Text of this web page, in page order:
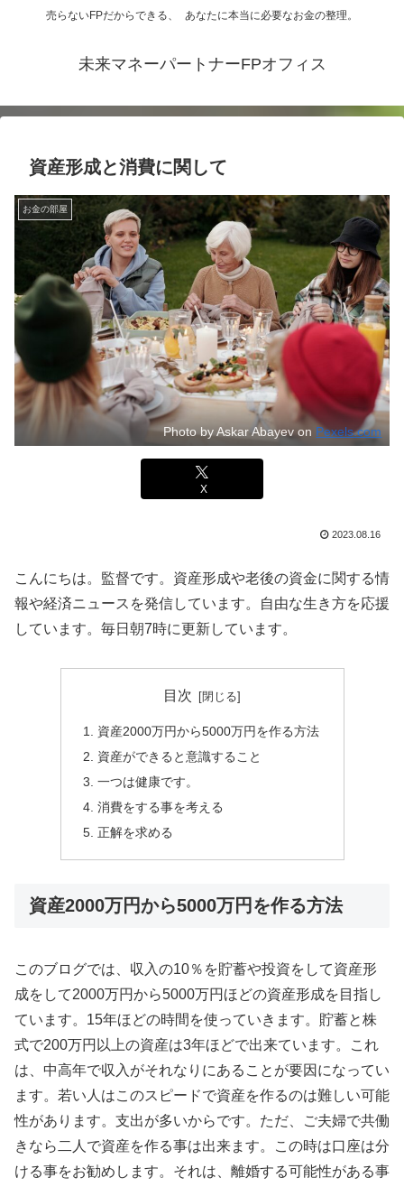
売らないFPだからできる、 あなたに本当に必要なお金の整理。
未来マネーパートナーFPオフィス
資産形成と消費に関して
お金の部屋
Photo by Askar Abayev on Pexels.com
X
2023.08.16
こんにちは。監督です。資産形成や老後の資金に関する情
報や経済ニュースを発信しています。自由な生き方を応援
しています。毎日朝7時に更新しています。
目次
資産2000万円から5000万円を作る方法
資産ができると意識すること
一つは健康です。
消費をする事を考える
正解を求める
資産2000万円から5000万円を作る方法
このブログでは、収入の10％を貯蓄や投資をして資産形
成をして2000万円から5000万円ほどの資産形成を目指し
ています。15年ほどの時間を使っていきます。貯蓄と株
式で200万円以上の資産は3年ほどで出来ています。これ
は、中高年で収入がそれなりにあることが要因になってい
ます。若い人はこのスピードで資産を作るのは難しい可能
性があります。支出が多いからです。ただ、ご夫婦で共働
きなら二人で資産を作る事は出来ます。この時は口座は分
ける事をお勧めします。それは、離婚する可能性がある事